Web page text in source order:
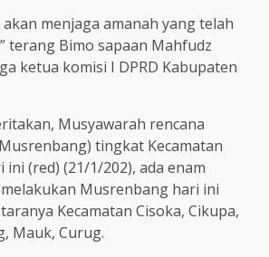
akan menjaga amanah yang telah
terang Bimo sapaan Mahfudz
ketua komisi I DPRD Kabupaten
Musyawarah rencana
tingkat Kecamatan
(red) (21/1/202), ada enam
Musrenbang hari ini
Kecamatan Cisoka, Cikupa,
Mauk, Curug.